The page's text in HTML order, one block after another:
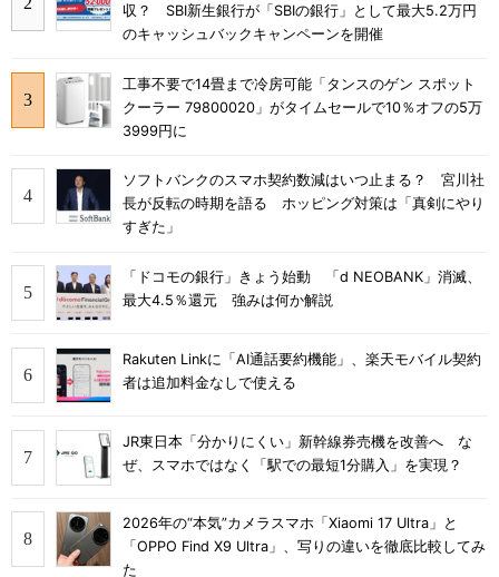
収？ SBI新生銀行が「SBIの銀行」として最大5.2万円
のキャッシュバックキャンペーンを開催
工事不要で14畳まで冷房可能「タンスのゲン スポット
クーラー 79800020」がタイムセールで10％オフの5万
3999円に
ソフトバンクのスマホ契約数減はいつ止まる？ 宮川社
長が反転の時期を語る ホッピング対策は「真剣にやり
すぎた」
「ドコモの銀行」きょう始動 「d NEOBANK」消滅、
最大4.5％還元 強みは何か解説
Rakuten Linkに「AI通話要約機能」、楽天モバイル契約
者は追加料金なしで使える
JR東日本「分かりにくい」新幹線券売機を改善へ な
ぜ、スマホではなく「駅での最短1分購入」を実現？
2026年の“本気”カメラスマホ「Xiaomi 17 Ultra」と
「OPPO Find X9 Ultra」、写りの違いを徹底比較してみ
た